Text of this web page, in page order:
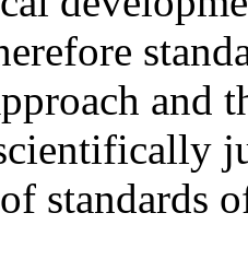
and
standards